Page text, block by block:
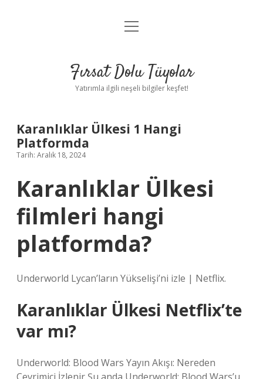
Gizlilik Politikası
Yasal Uyarı
menüyü
Fırsat Dolu Tüyolar
Yatırımla ilgili neşeli bilgiler keşfet!
Karanlıklar Ülkesi 1 Hangi
Platformda
Tarih: Aralık 18, 2024
Karanlıklar Ülkesi
filmleri hangi
platformda?
Underworld Lycan’ların Yükselişi’ni izle | Netflix.
Karanlıklar Ülkesi Netflix’te
var mı?
Underworld: Blood Wars Yayın Akışı: Nereden